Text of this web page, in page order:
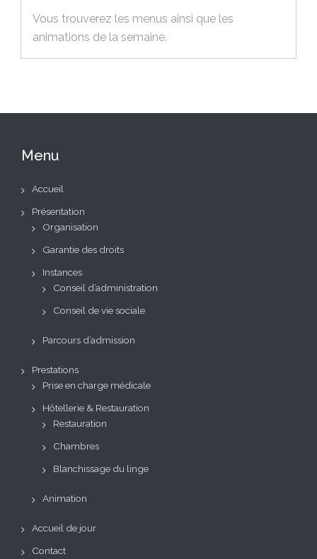
Vous trouverez les menus ainsi que les
animations de la semaine.
Menu
Accueil
Présentation
Organisation
Garantie des droits
Instances
Conseil d’administration
Conseil de vie sociale
Parcours d’admission
Prestations
Prise en charge médicale
Hôtellerie & Restauration
Restauration
Chambres
Blanchissage du linge
Animation
Accueil de jour
Contact